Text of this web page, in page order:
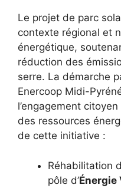
Le projet de parc
contexte régional et
énergétique,
réduction des
serre. La démarche
Enercoop Midi-
l’engagement
des ressources
de cette initiative :
Réhabilitation
pôle d’Énergie